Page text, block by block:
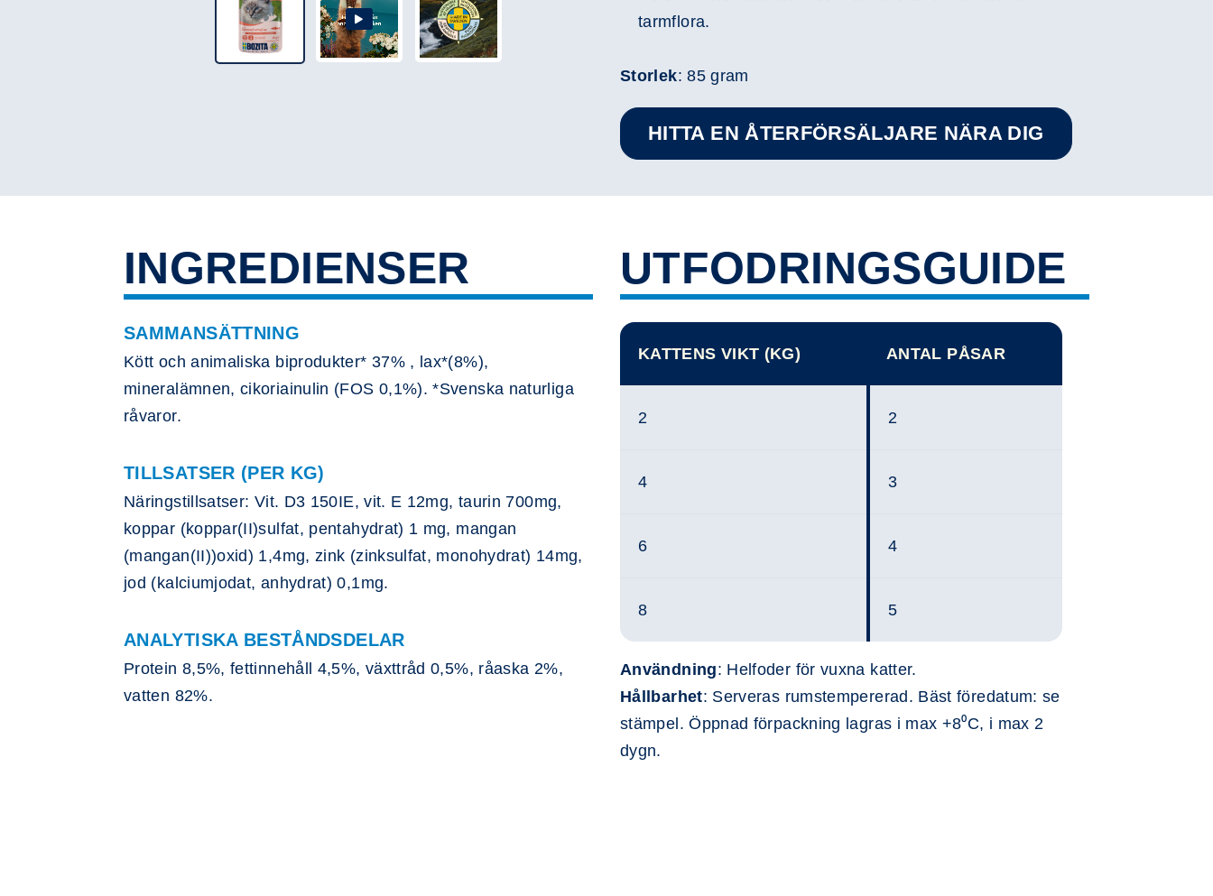
tarmflora.
Storlek: 85 gram
HITTA EN ÅTERFÖRSÄLJARE NÄRA DIG
INGREDIENSER
SAMMANSÄTTNING
Kött och animaliska biprodukter* 37% , lax*(8%),
mineralämnen, cikoriainulin (FOS 0,1%). *Svenska naturliga
råvaror.
TILLSATSER (PER KG)
Näringstillsatser: Vit. D3 150IE, vit. E 12mg, taurin 700mg,
koppar (koppar(II)sulfat, pentahydrat) 1 mg, mangan
(mangan(II))oxid) 1,4mg, zink (zinksulfat, monohydrat) 14mg,
jod (kalciumjodat, anhydrat) 0,1mg.
ANALYTISKA BESTÅNDSDELAR
Protein 8,5%, fettinnehåll 4,5%, växttråd 0,5%, råaska 2%,
vatten 82%.
UTFODRINGSGUIDE
KATTENS VIKT (KG) ANTAL PÅSAR
2 2
4 3
6 4
8 5
Användning: Helfoder för vuxna katter.
Hållbarhet: Serveras rumstempererad. Bäst föredatum: se
stämpel. Öppnad förpackning lagras i max +8⁰C, i max 2
dygn.